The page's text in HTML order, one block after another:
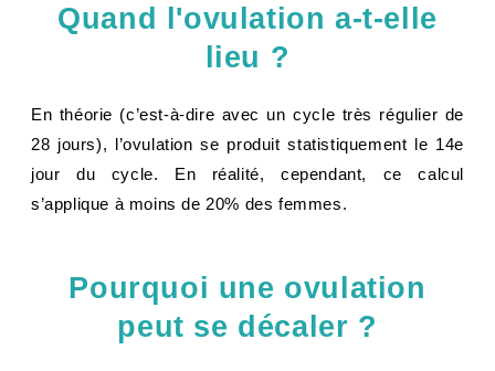
Quand l'ovulation a-t-elle
lieu ?
En théorie (c’est-à-dire avec un cycle très régulier de
28 jours), l’ovulation se produit statistiquement le 14e
jour du cycle. En réalité, cependant, ce calcul
s’applique à moins de 20% des femmes.
Pourquoi une ovulation
peut se décaler ?